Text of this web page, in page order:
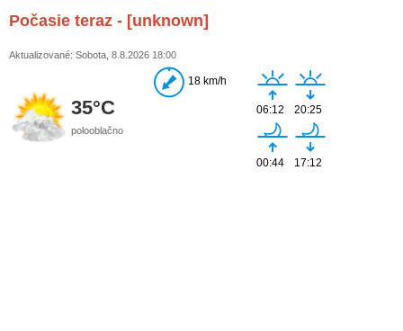
Počasie teraz - [unknown]
Aktualizované: Sobota, 8.8.2026 18:00
35°C
polooblačno
18 km/h
06:12 20:25
00:44 17:12